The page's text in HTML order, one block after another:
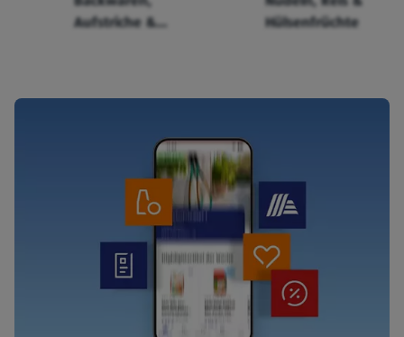
Aufstriche &
Hülsenfrüchte